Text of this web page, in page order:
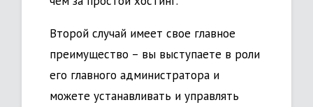
Второй случай имеет свое главное
преимущество – вы выступаете в роли
его главного администратора и
можете устанавливать и управлять